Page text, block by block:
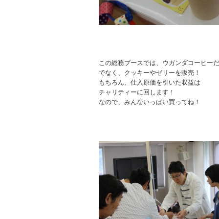
この総務ブースでは、ウガンダコーヒー
でなく、クッキーやゼリーを販売！
もちろん、仕入原価を引いた収益は
チャリティーに回します！
なので、みんないっぱい買ってね！